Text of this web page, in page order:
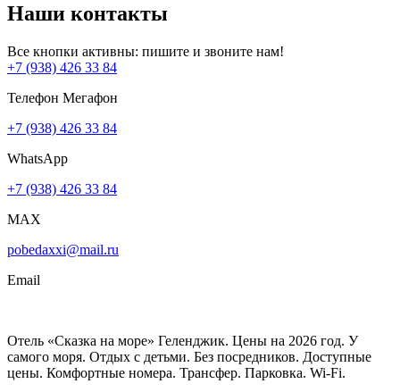
Наши контакты
Все кнопки активны: пишите и звоните нам!
+7 (938) 426 33 84
Телефон Мегафон
+7 (938) 426 33 84
WhatsApp
+7 (938) 426 33 84
MAX
pobedaxxi@mail.ru
Email
Отель «Сказка на море» Геленджик. Цены на 2026 год. У
самого моря. Отдых с детьми. Без посредников. Доступные
цены. Комфортные номера. Трансфер. Парковка. Wi-Fi.